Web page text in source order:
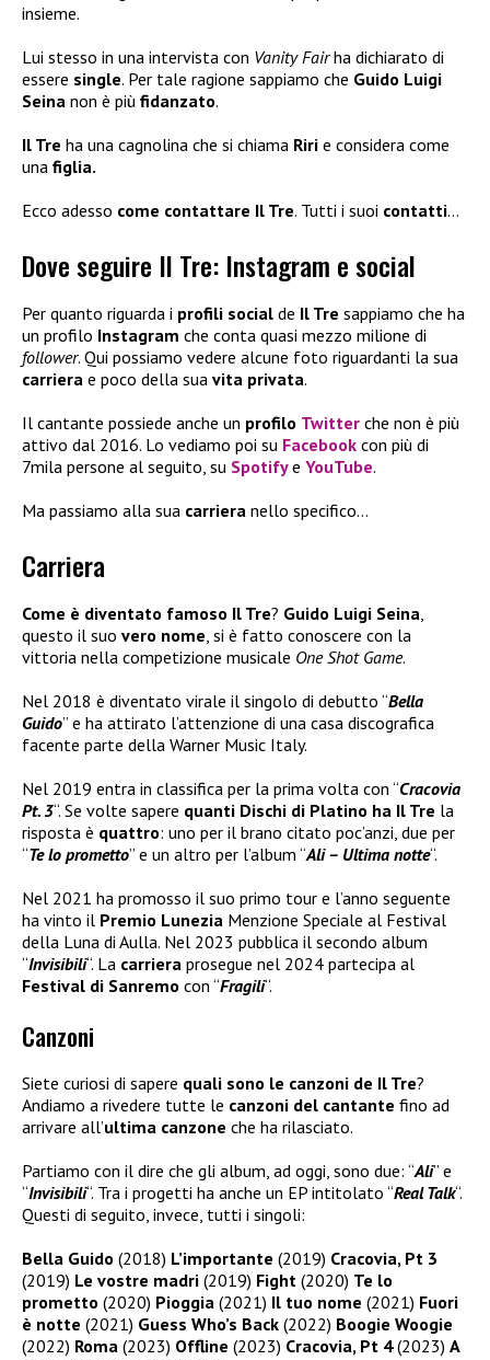
insieme.
Lui stesso in una intervista con Vanity Fairha dichiarato di
essere single. Per tale ragione sappiamo che Guido Luigi
Seina non è più fidanzato.
Il Tre ha una cagnolina che si chiama Riri e considera come
una figlia.
Ecco adesso come contattare Il Tre. Tutti i suoi contatti…
Dove seguire Il Tre: Instagram e social
Per quanto riguarda i profili social de Il Tre sappiamo che ha
un profilo Instagram che conta quasi mezzo milione di
follower. Qui possiamo vedere alcune foto riguardanti la sua
carriera e poco della sua vita privata.
Il cantante possiede anche un profilo Twitter che non è più
attivo dal 2016. Lo vediamo poi su Facebook con più di
7mila persone al seguito, su Spotifye YouTube.
Ma passiamo alla sua carriera nello specifico…
Carriera
Come è diventato famoso Il Tre? Guido Luigi Seina,
questo il suo vero nome, si è fatto conoscere con la
vittoria nella competizione musicale One Shot Game.
Nel 2018 è diventato virale il singolo di debutto “Bella
Guido” e ha attirato l’attenzione di una casa discografica
facente parte della Warner Music Italy.
Nel 2019 entra in classifica per la prima volta con “Cracovia
Pt. 3“. Se volte sapere quanti Dischi di Platino ha Il Tre la
risposta è quattro: uno per il brano citato poc’anzi, due per
“Te lo prometto” e un altro per l’album “Ali – Ultima notte“.
Nel 2021 ha promosso il suo primo tour e l’anno seguente
ha vinto il Premio Lunezia Menzione Speciale al Festival
della Luna di Aulla. Nel 2023 pubblica il secondo album
“Invisibili“. La carriera prosegue nel 2024 partecipa al
Festival di Sanremo con “Fragili“.
Canzoni
Siete curiosi di sapere quali sono le canzoni de Il Tre?
Andiamo a rivedere tutte le canzoni del cantante fino ad
arrivare all’ultima canzone che ha rilasciato.
Partiamo con il dire che gli album, ad oggi, sono due: “Ali” e
“Invisibili“. Tra i progetti ha anche un EP intitolato “Real Talk“.
Questi di seguito, invece, tutti i singoli:
Bella Guido (2018) L’importante (2019) Cracovia, Pt 3
(2019) Le vostre madri (2019) Fight (2020) Te lo
prometto (2020) Pioggia (2021) Il tuo nome (2021) Fuori
è notte (2021) Guess Who’s Back (2022) Boogie Woogie
(2022) Roma (2023) Offline (2023) Cracovia, Pt 4(2023) A